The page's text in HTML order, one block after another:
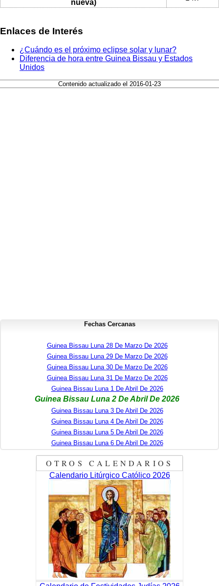
nueva)
Enlaces de Interés
¿Cuándo es el próximo eclipse solar y lunar?
Diferencia de hora entre Guinea Bissau y Estados
Unidos
Contenido actualizado el 2016-01-23
Fechas Cercanas
Guinea Bissau Luna 28 De Marzo De 2026
Guinea Bissau Luna 29 De Marzo De 2026
Guinea Bissau Luna 30 De Marzo De 2026
Guinea Bissau Luna 31 De Marzo De 2026
Guinea Bissau Luna 1 De Abril De 2026
Guinea Bissau Luna 2 De Abril De 2026
Guinea Bissau Luna 3 De Abril De 2026
Guinea Bissau Luna 4 De Abril De 2026
Guinea Bissau Luna 5 De Abril De 2026
Guinea Bissau Luna 6 De Abril De 2026
OTROS CALENDARIOS
Calendario Litúrgico Católico 2026